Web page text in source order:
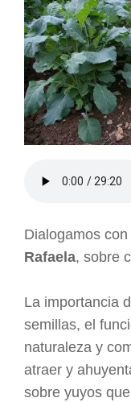
Dialogamos con
Rafaela, sobre
La importancia
semillas, el
naturaleza y
atraer y
sobre yuyos